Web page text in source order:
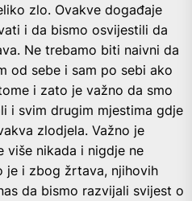
zlo. Ovakve događaje
i da bismo osvijestili da
Ne trebamo biti naivni da
od sebe i sam po sebi ako
i zato je važno da smo
i svim drugim mjestima gdje
zlodjela. Važno je
više nikada i nigdje ne
je i zbog žrtava, njihovih
da bismo razvijali svijest o